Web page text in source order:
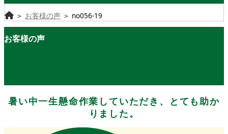
＞ お客様の声 ＞ no056-19
お客様の声
暑い中一生懸命作業していただき、とても助か
りました。